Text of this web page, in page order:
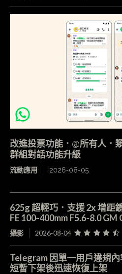
改進投票功能．@所有人
群組對話功能升級
流動應用 2026-08-05
625g 超輕巧．支援 2x 增
FE 100-400mm F5.6-8.0 GM
攝影 2026-08-04
Telegram 因單一用戶違規
短暫下架後迅速恢復上架